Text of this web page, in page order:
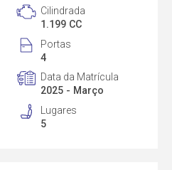
Cilindrada
1.199 CC
Portas
4
Data da Matrícula
2025 - Março
Lugares
5